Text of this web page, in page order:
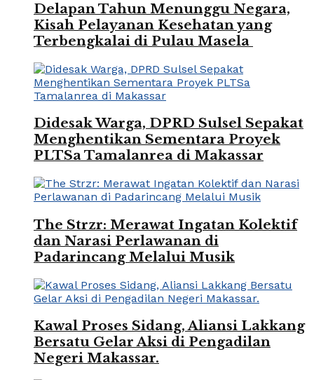
Delapan Tahun Menunggu Negara,
Kisah Pelayanan Kesehatan yang
Terbengkalai di Pulau Masela
Didesak Warga, DPRD Sulsel Sepakat
Menghentikan Sementara Proyek
PLTSa Tamalanrea di Makassar
The Strzr: Merawat Ingatan Kolektif
dan Narasi Perlawanan di
Padarincang Melalui Musik
Kawal Proses Sidang, Aliansi Lakkang
Bersatu Gelar Aksi di Pengadilan
Negeri Makassar.